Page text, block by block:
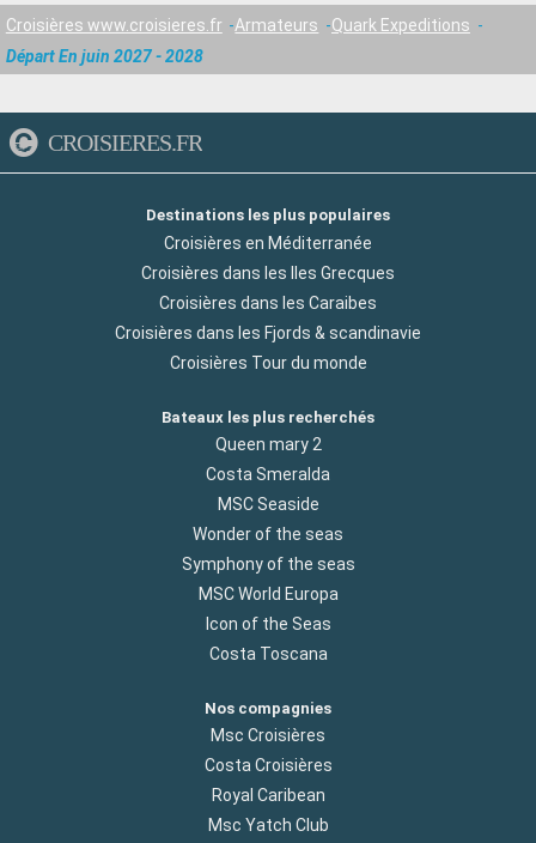
Croisières www.croisieres.fr Armateurs
Quark Expeditions
Départ En juin 2027 - 2028
CROISIERES.FR
Destinations les plus populaires
Croisières en Méditerranée
Croisières dans les Iles Grecques
Croisières dans les Caraibes
Croisières dans les Fjords & scandinavie
Croisières Tour du monde
Bateaux les plus recherchés
Queen mary 2
Costa Smeralda
MSC Seaside
Wonder of the seas
Symphony of the seas
MSC World Europa
Icon of the Seas
Costa Toscana
Nos compagnies
Msc Croisières
Costa Croisières
Royal Caribean
Msc Yatch Club